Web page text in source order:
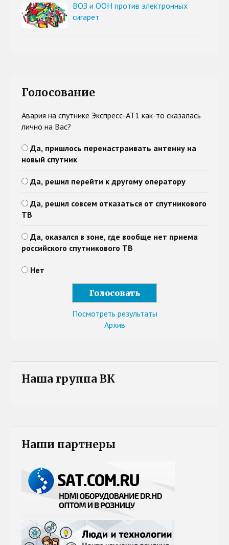
ВОЗ и ООН против электронных
сигарет
Голосование
Авария на спутнике Экспресс-АТ1 как-то сказалась
лично на Вас?
Да, пришлось перенастраивать антенну на
новый спутник
Да, решил перейти к другому оператору
Да, решил совсем отказаться от спутникового
ТВ
Да, оказался в зоне, где вообще нет приема
российского спутникового ТВ
Нет
Посмотреть результаты
Архив
Наша группа ВК
Наши партнеры